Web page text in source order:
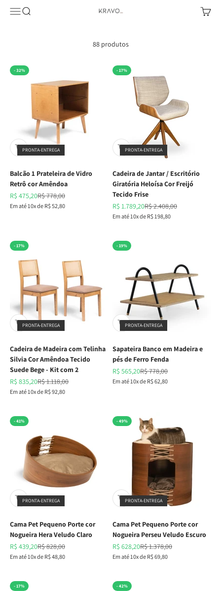
Pular para o conteúdo
Abrir menu de navegação
Abrir pesquisa KRAVO urban design Abrir
88 produtos
- 32%
PRONTA-ENTREGA
Balcão 1 Prateleira de Vidro
Retrô cor Amêndoa
Preço promocional
R$ 475,20Preço normal
R$ 778,00
Em até 10x de R$ 52,80
- 17%
PRONTA-ENTREGA
Cadeira de Jantar / Escritório
Giratória Heloísa Cor Freijó
Tecido Frise
Preço promocional
R$ 1.789,20Preço normal
R$ 2.408,00
Em até 10x de R$ 198,80
- 17%
PRONTA-ENTREGA
Cadeira de Madeira com Telinha
Silvia Cor Amêndoa Tecido
Suede Bege - Kit com 2
Preço promocional
R$ 835,20Preço normal
R$ 1.118,00
Em até 10x de R$ 92,80
- 19%
PRONTA-ENTREGA
Sapateira Banco em Madeira e
pés de Ferro Fenda
Preço promocional
R$ 565,20Preço normal
R$ 778,00
Em até 10x de R$ 62,80
- 41%
PRONTA-ENTREGA
Cama Pet Pequeno Porte cor
Nogueira Hera Veludo Claro
Preço promocional
R$ 439,20Preço normal
R$ 828,00
Em até 10x de R$ 48,80
- 49%
PRONTA-ENTREGA
Cama Pet Pequeno Porte cor
Nogueira Perseu Veludo Escuro
Preço promocional
R$ 628,20Preço normal
R$ 1.378,00
Em até 10x de R$ 69,80
- 17% - 42%